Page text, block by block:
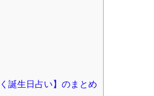
誕生日占い】のまとめ